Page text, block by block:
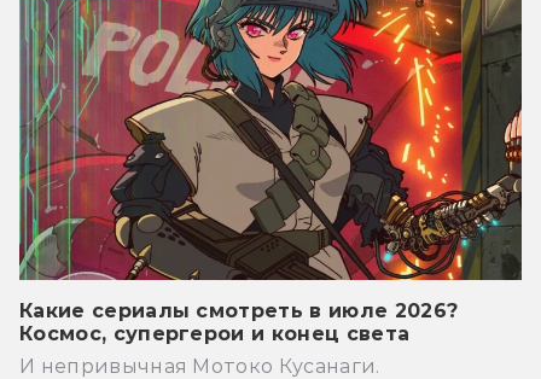
Какие сериалы смотреть в июле 2026?
Космос, супергерои и конец света
И непривычная Мотоко Кусанаги.